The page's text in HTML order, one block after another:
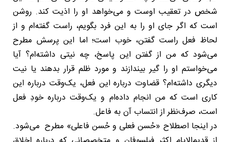
شخص در تعقیب اوست و می‌خواهد او را اذیت کند. روشن
است که اگر جای او را به این فرد بگویم، راست گفته‌ام و از
لحاظ فعل راست گفتن، خوب است؛ اما این پرسش مطرح
می‌شود که من از گفتن این پاسخ، چه نیتی داشته‌ام؟ آیا
می‌خواستم او را گیر بیندازند و مورد ظلم قرار بدهند یا نیت
دیگری داشته‌ام؟ قضاوت درباره این فعل، یک‌وقت درباره این
کاری است که من انجام داده‌ام و یک‌وقت درباره خودِ فعل
است، صرف‌نظر از انتساب آن به فاعل.
در اینجا اصطلاح «حُسن فعلی و حُسن فاعلی» مطرح می‌شود.